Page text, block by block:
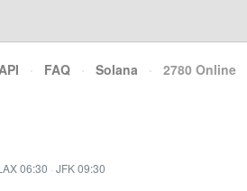
· FAQ · Solana · 2780 Online
06:30 · JFK 09:30